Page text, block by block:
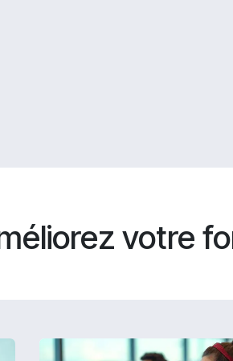
votre